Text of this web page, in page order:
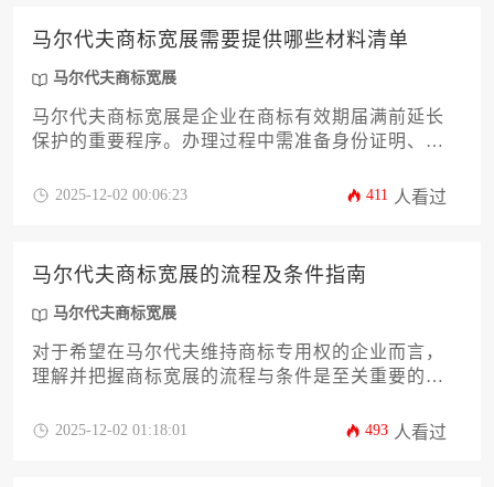
险，助力企业稳固海外市场知识产权布局。
马尔代夫商标宽展需要提供哪些材料清单
马尔代夫商标宽展
马尔代夫商标宽展是企业在商标有效期届满前延长
保护的重要程序。办理过程中需准备身份证明、委
注意缴费凭证与使用声明的合规性。提前规划材料
2025-12-02 00:06:23 411 人看过
马尔代夫商标宽展的流程及条件指南
马尔代夫商标宽展
对于希望在马尔代夫维持商标专用权的企业而言，
理解并把握商标宽展的流程与条件是至关重要的商
为10年，期满前必须及时办理续展，即宽展，否则
2025-12-02 01:18:01 493 人看过